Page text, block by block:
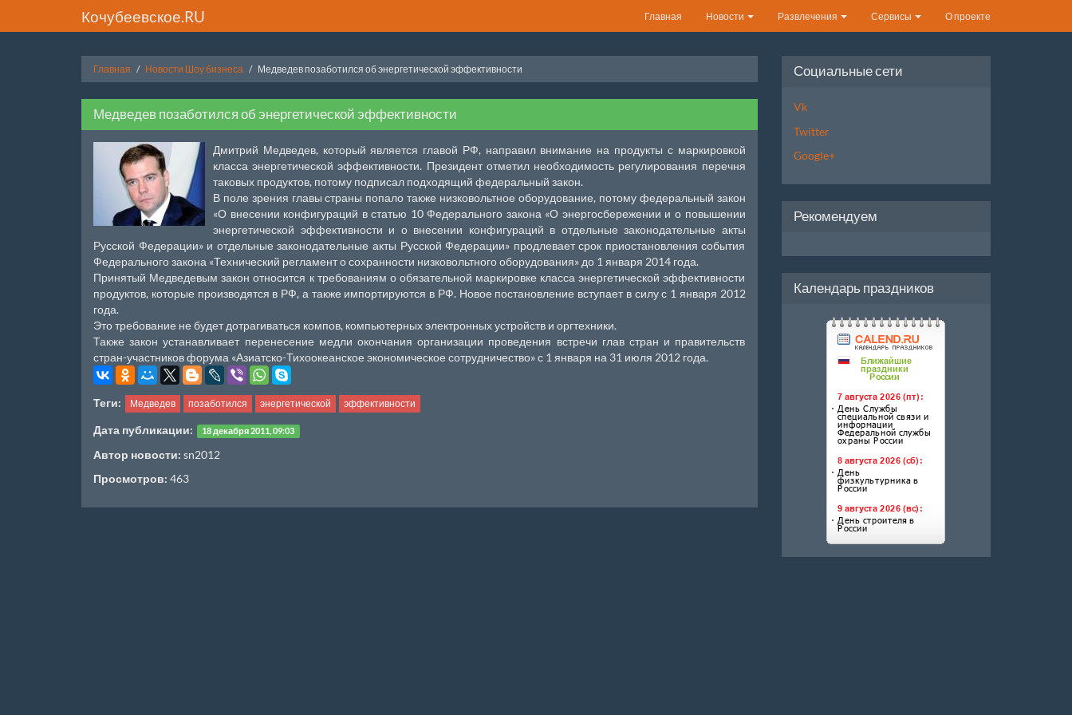
Кочубеевское.RU Главная Новости Развлечения Сервисы О проекте
Главная Новости Шоу бизнеса Медведев позаботился об энергетической эффективности
Медведев позаботился об энергетической эффективности
Дмитрий Медведев, который является главой РФ, направил внимание на продукты с маркировкой
класса энергетической эффективности. Президент отметил необходимость регулирования перечня
таковых продуктов, потому подписал подходящий федеральный закон.
В поле зрения главы страны попало также низковольтное оборудование, потому федеральный закон
«О внесении конфигураций в статью 10 Федерального закона «О энергосбережении и о повышении
энергетической эффективности и о внесении конфигураций в отдельные законодательные акты
Русской Федерации» и отдельные законодательные акты Русской Федерации» продлевает срок приостановления события
Федерального закона «Технический регламент о сохранности низковольтного оборудования» до 1 января 2014 года.
Принятый Медведевым закон относится к требованиям о обязательной маркировке класса энергетической эффективности
продуктов, которые производятся в РФ, а также импортируются в РФ. Новое постановление вступает в силу с 1 января 2012
года.
Это требование не будет дотрагиваться компов, компьютерных электронных устройств и оргтехники.
Также закон устанавливает перенесение медли окончания организации проведения встречи глав стран и правительств
стран-участников форума «Азиатско-Тихоокеанское экономическое сотрудничество» с 1 января на 31 июля 2012 года.
Теги: Медведев позаботился энергетической эффективности
Дата публикации: 18 декабря 2011, 09:03
Автор новости: sn2012
Просмотров: 463
Социальные сети
Vk
Twitter
Google+
Рекомендуем
Календарь праздников